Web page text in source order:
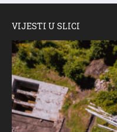
VIJESTI U SLICI